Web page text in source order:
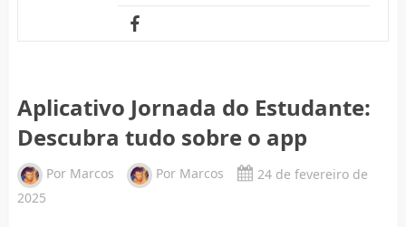
Aplicativo Jornada do Estudante:
Descubra tudo sobre o app
Por Marcos Por Marcos
24 de fevereiro de
2025